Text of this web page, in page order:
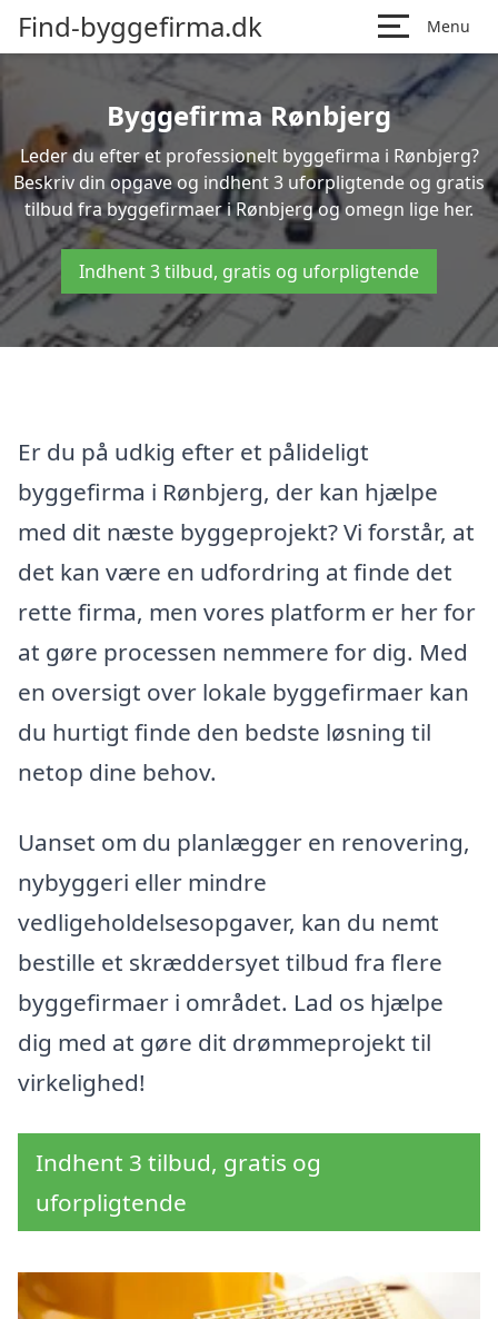
Find-byggefirma.dk Menu
Byggefirma Rønbjerg
Leder du efter et professionelt byggefirma i Rønbjerg?
Beskriv din opgave og indhent 3 uforpligtende og gratis
tilbud fra byggefirmaer i Rønbjerg og omegn lige her.
Indhent 3 tilbud, gratis og uforpligtende
Er du på udkig efter et pålideligt
byggefirma i Rønbjerg, der kan hjælpe
med dit næste byggeprojekt? Vi forstår, at
det kan være en udfordring at finde det
rette firma, men vores platform er her for
at gøre processen nemmere for dig. Med
en oversigt over lokale byggefirmaer kan
du hurtigt finde den bedste løsning til
netop dine behov.
Uanset om du planlægger en renovering,
nybyggeri eller mindre
vedligeholdelsesopgaver, kan du nemt
bestille et skræddersyet tilbud fra flere
byggefirmaer i området. Lad os hjælpe
dig med at gøre dit drømmeprojekt til
virkelighed!
Indhent 3 tilbud, gratis og
uforpligtende